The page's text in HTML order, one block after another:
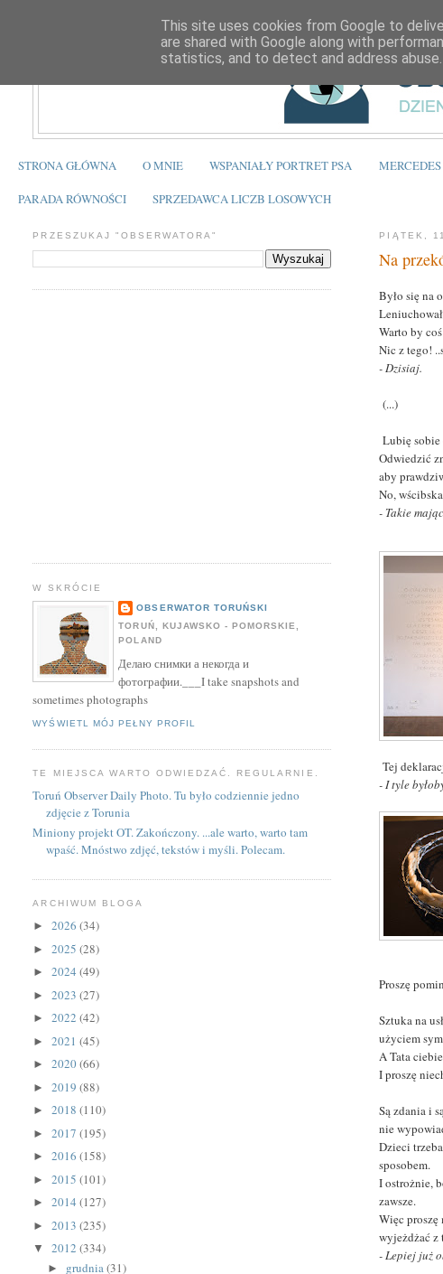
STRONA GŁÓWNA O MNIE WSPANIAŁY PORTRET PSA
PARADA RÓWNOŚCI SPRZEDAWCA LICZB LOSOWYCH
PIĄTEK,
Na
Było się na
Warto by
Nic z tego!
- Dzisiaj.
(...)
Lubię sobie
Odwiedzić
aby
No,
- Takie
Tej
- I tyle
Proszę
Sztuka na
użyciem
A Tata
I proszę
Są zdania i
nie
Dzieci
sposobem.
I ostrożnie,
zawsze.
Więc
wyjeżdżać z
- Lepiej już
PRZESZUKAJ "OBSERWATORA"
W SKRÓCIE
OBSERWATOR TORUŃSKI
TORUŃ, KUJAWSKO - POMORSKIE,
POLAND
Делаю снимки а некогда и
фотографии.___I take snapshots and
sometimes photographs
WYŚWIETL MÓJ PEŁNY PROFIL
TE MIEJSCA WARTO ODWIEDZAĆ. REGULARNIE.
Toruń Observer Daily Photo. Tu było codziennie jedno
zdjęcie z Torunia
Miniony projekt OT. Zakończony. ...ale warto, warto tam
wpaść. Mnóstwo zdjęć, tekstów i myśli. Polecam.
ARCHIWUM BLOGA
►2026(34)
►2025(28)
►2024(49)
►2023(27)
►2022(42)
►2021(45)
►2020(66)
►2019(88)
►2018(110)
►2017(195)
►2016(158)
►2015(101)
►2014(127)
►2013(235)
▼2012(334)
► grudnia(31)
This site uses cookies from Google to
are shared with Google along with
statistics, and to detect and address abuse.